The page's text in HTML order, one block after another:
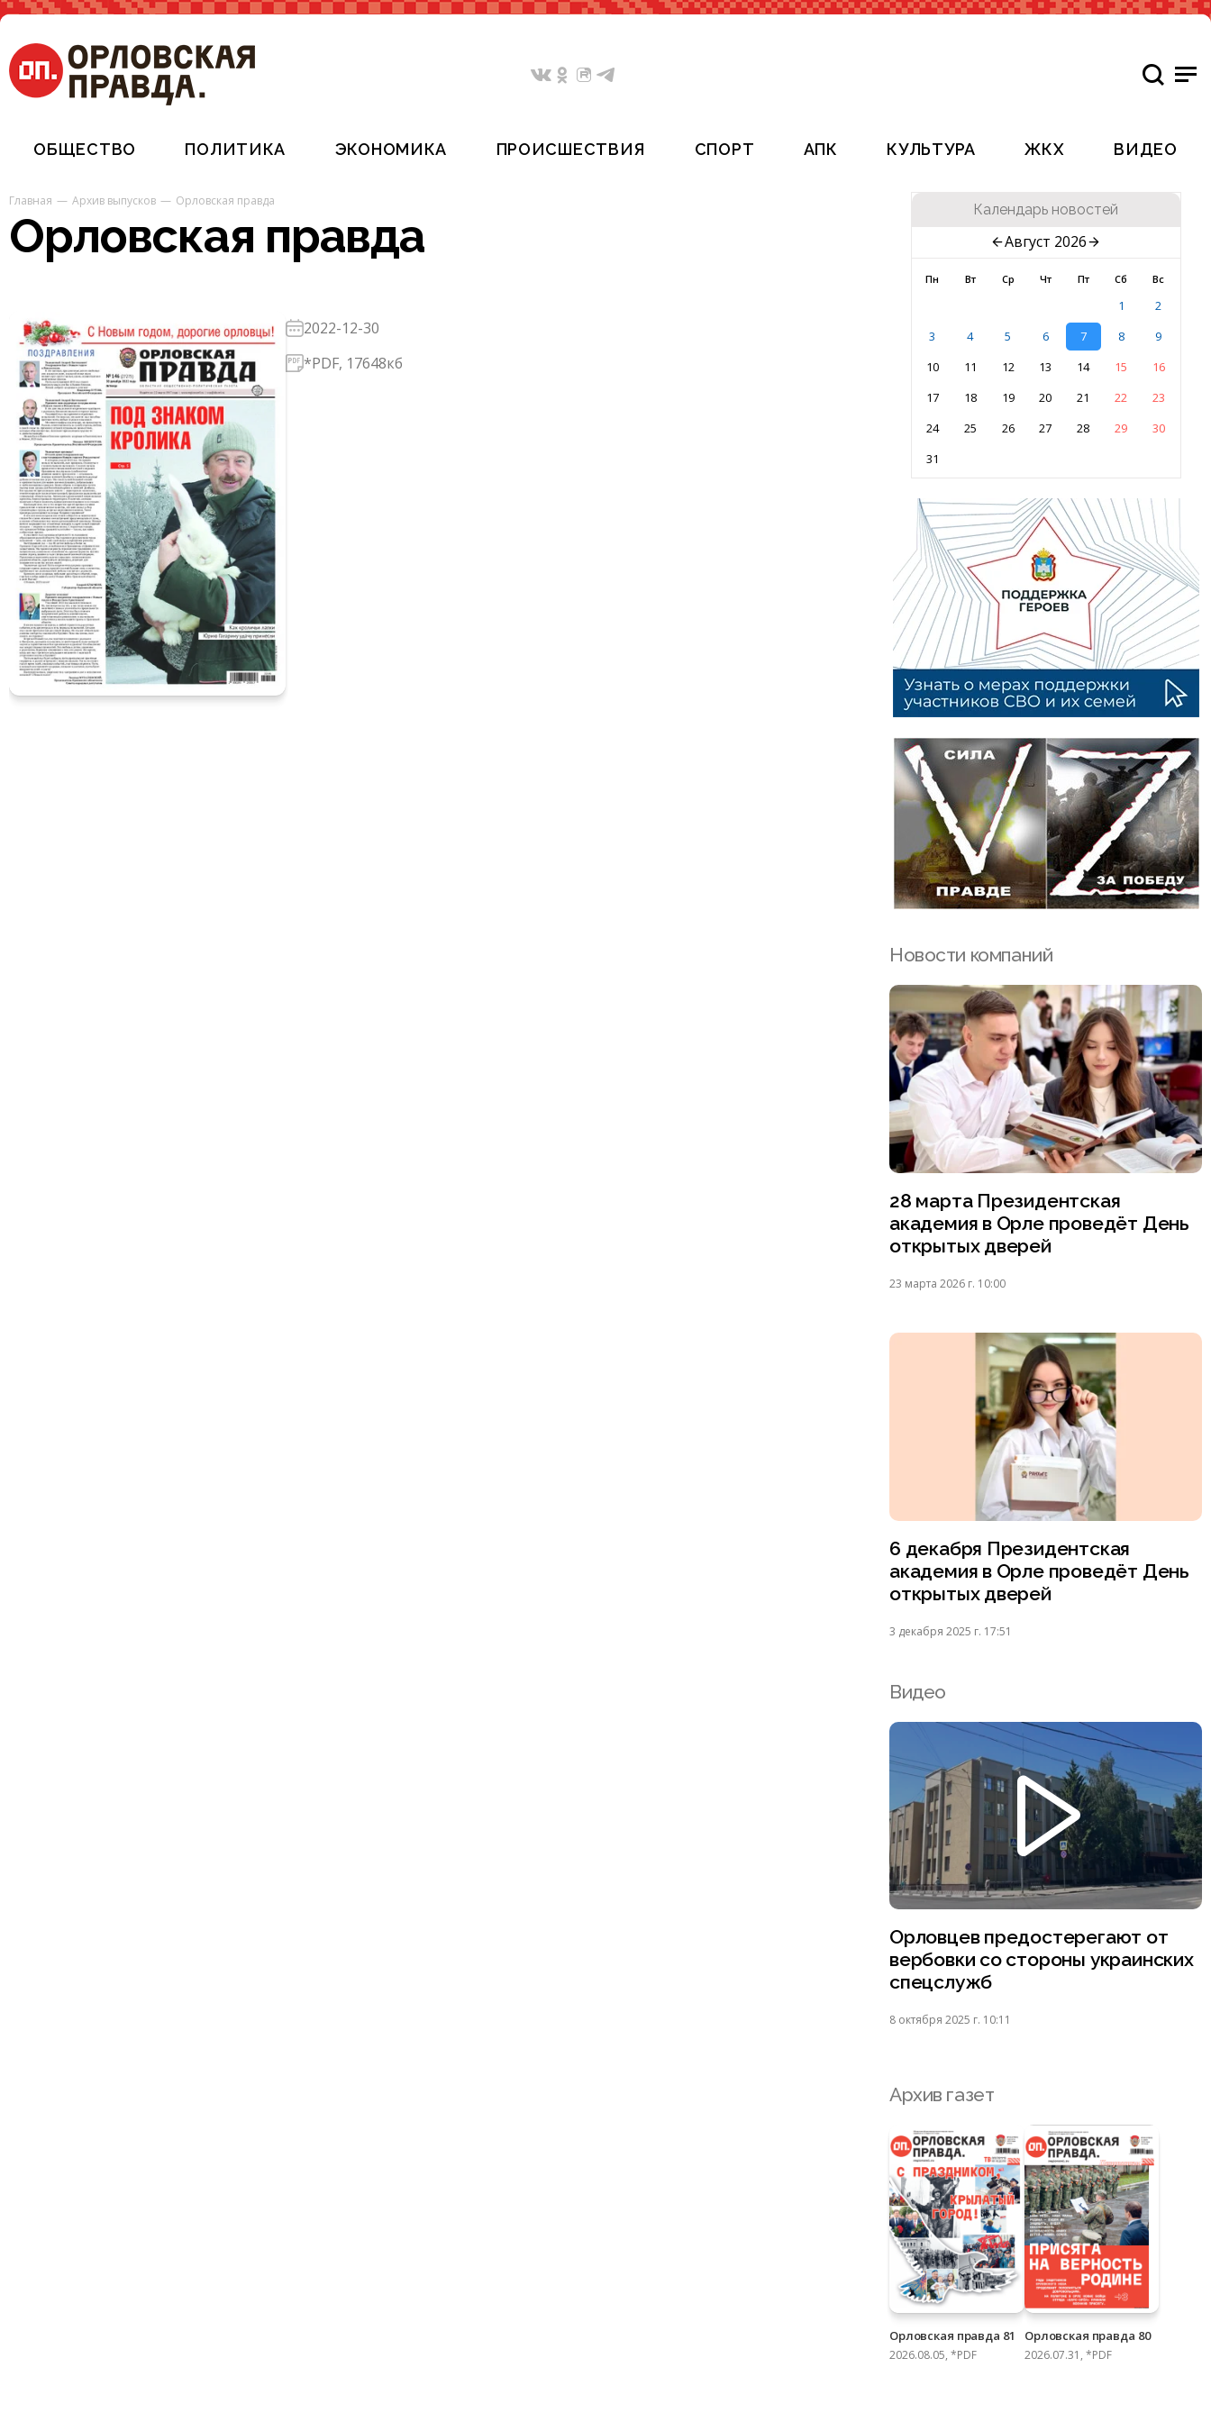
ОБЩЕСТВО ПОЛИТИКА ЭКОНОМИКА ПРОИСШЕСТВИЯ СПОРТ АПК КУЛЬТУРА ЖКХ ВИДЕО
Главная Архив выпусков Орловская правда
Орловская правда
2022-12-30
*PDF, 17648кб
Календарь новостей
Август 2026
Пн Вт Ср Чт Пт Сб Вс
1
2
3
4 5 6 7 8
9
10
11 12 13 14 15
16
17
18 19 20 21 22
23
24
25 26 27 28 29
30
31
Новости компаний
28 марта Президентская
академия в Орле проведёт День
открытых дверей
23 марта 2026 г. 10:00
6 декабря Президентская
академия в Орле проведёт День
открытых дверей
3 декабря 2025 г. 17:51
Видео
Орловцев предостерегают от
вербовки со стороны украинских
спецслужб
8 октября 2025 г. 10:11
Архив газет
Орловская правда 81
2026.08.05, *PDF
Орловская правда 80
2026.07.31, *PDF